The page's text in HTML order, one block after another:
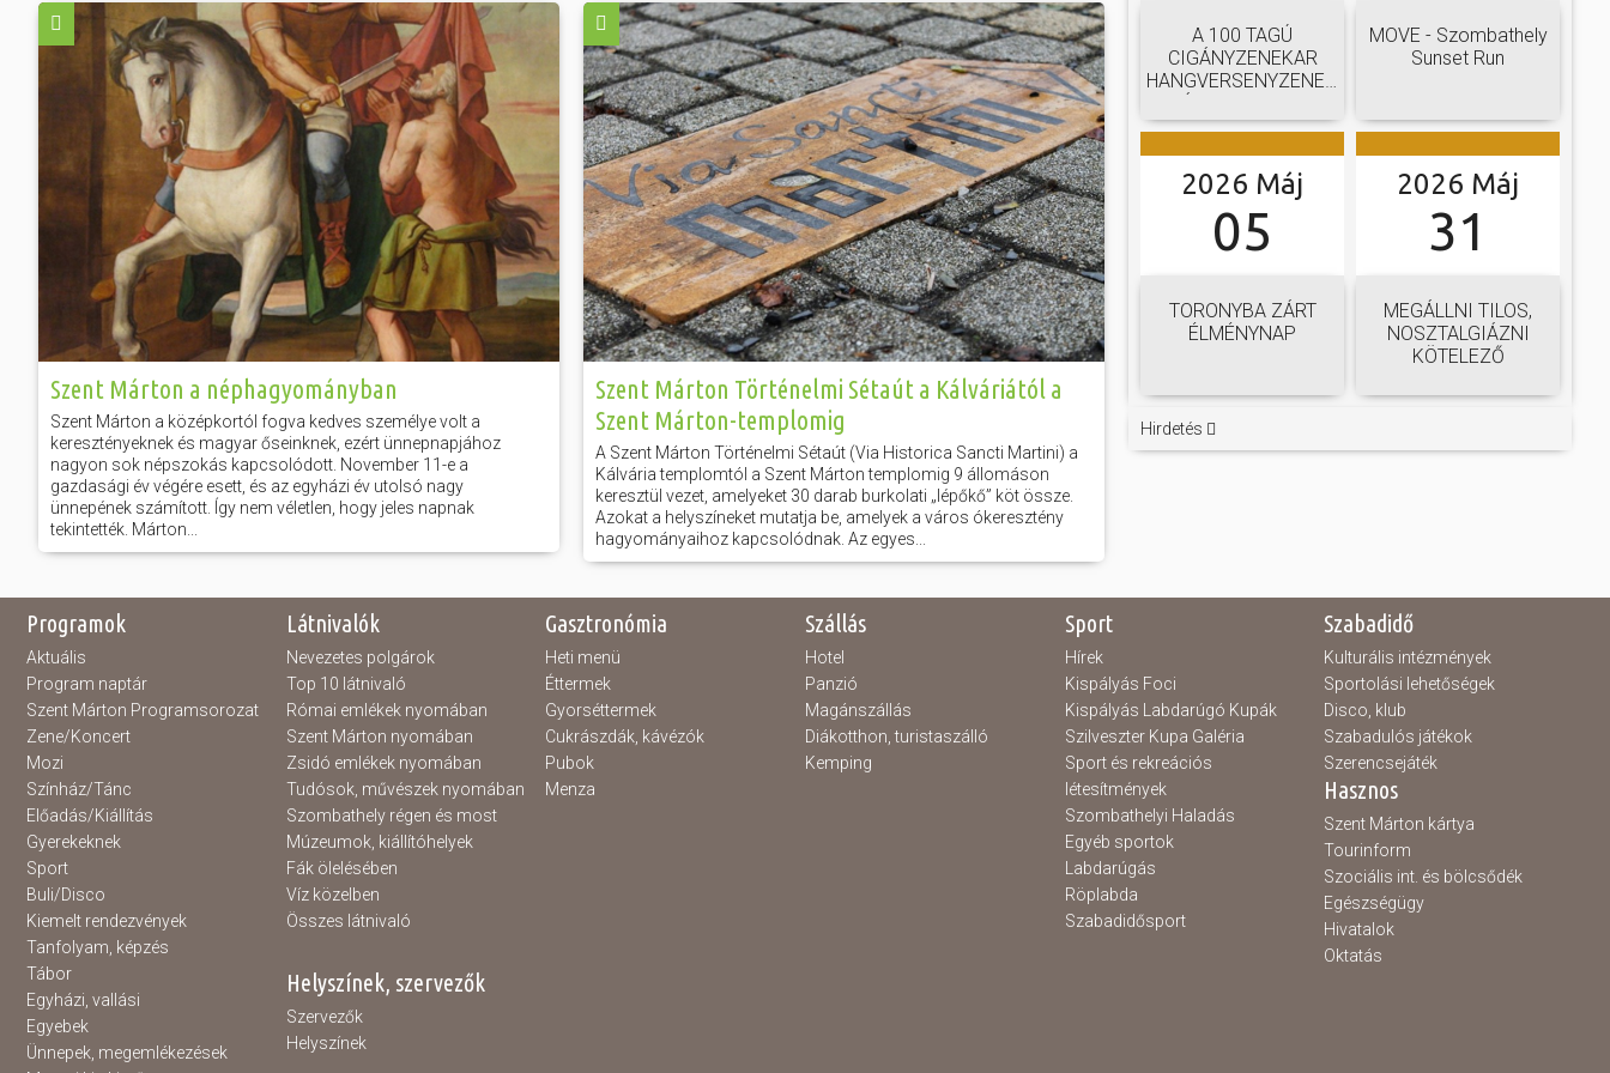
A 100 TAGÚ
CIGÁNYZENEKAR
HANGVERSENYZENEKARI
MOVE - Szombathely
Sunset Run
2026 Máj
05
TORONYBA ZÁRT
ÉLMÉNYNAP
2026 Máj
31
MEGÁLLNI TILOS,
NOSZTALGIÁZNI
KÖTELEZŐ
Hirdetés
Szent Márton a néphagyományban
Szent Márton a középkortól fogva kedves személye volt a
keresztényeknek és magyar őseinknek, ezért ünnepnapjához
nagyon sok népszokás kapcsolódott. November 11-e a
gazdasági év végére esett, és az egyházi év utolsó nagy
ünnepének számított. Így nem véletlen, hogy jeles napnak
tekintették. Márton...
Szent Márton Történelmi Sétaút a Kálváriától a
Szent Márton-templomig
A Szent Márton Történelmi Sétaút (Via Historica Sancti Martini) a
Kálvária templomtól a Szent Márton templomig 9 állomáson
keresztül vezet, amelyeket 30 darab burkolati „lépőkő” köt össze.
Azokat a helyszíneket mutatja be, amelyek a város ókeresztény
hagyományaihoz kapcsolódnak. Az egyes...
Programok
Aktuális
Program naptár
Szent Márton Programsorozat
Zene/Koncert
Mozi
Színház/Tánc
Előadás/Kiállítás
Gyerekeknek
Sport
Buli/Disco
Kiemelt rendezvények
Tanfolyam, képzés
Tábor
Egyházi, vallási
Egyebek
Ünnepek, megemlékezések
Látnivalók
Nevezetes polgárok
Top 10 látnivaló
Római emlékek nyomában
Szent Márton nyomában
Zsidó emlékek nyomában
Tudósok, művészek nyomában
Szombathely régen és most
Múzeumok, kiállítóhelyek
Fák ölelésében
Víz közelben
Összes látnivaló
Gasztronómia
Heti menü
Éttermek
Gyorséttermek
Cukrászdák, kávézók
Pubok
Menza
Szállás
Hotel
Panzió
Magánszállás
Diákotthon, turistaszálló
Kemping
Sport
Hírek
Kispályás Foci
Kispályás Labdarúgó Kupák
Szilveszter Kupa Galéria
Sport és rekreációs
létesítmények
Szombathelyi Haladás
Egyéb sportok
Labdarúgás
Röplabda
Szabadidősport
Szabadidő
Kulturális intézmények
Sportolási lehetőségek
Disco, klub
Szabadulós játékok
Szerencsejáték
Hasznos
Szent Márton kártya
Tourinform
Szociális int. és bölcsődék
Egészségügy
Hivatalok
Oktatás
Helyszínek, szervezők
Szervezők
Helyszínek